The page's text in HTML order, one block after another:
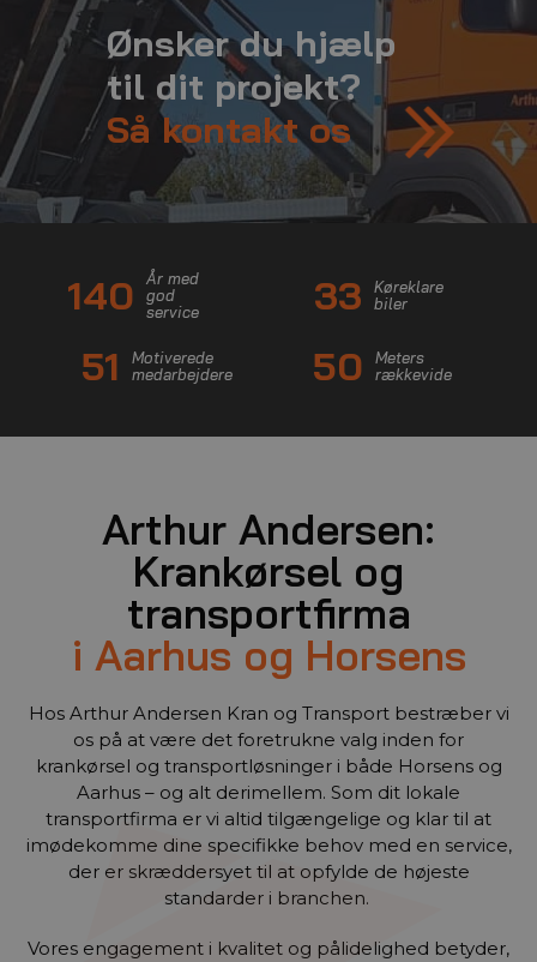
Ønsker du hjælp
til dit projekt?
Så kontakt os
140
År med
god
service
33
Køreklare
biler
51
Motiverede
medarbejdere
50
Meters
rækkevide
Arthur Andersen:
Krankørsel og
transportfirma
i Aarhus og Horsens
Hos Arthur Andersen Kran og Transport bestræber vi
os på at være det foretrukne valg inden for
krankørsel og transportløsninger i både Horsens og
Aarhus – og alt derimellem. Som dit lokale
transportfirma er vi altid tilgængelige og klar til at
imødekomme dine specifikke behov med en service,
der er skræddersyet til at opfylde de højeste
standarder i branchen.
Vores engagement i kvalitet og pålidelighed betyder,